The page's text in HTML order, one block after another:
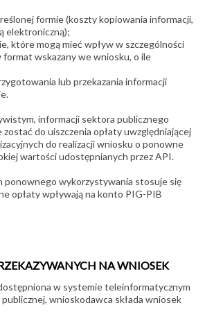
formie (koszty kopiowania informacji,
elektroniczną);
które mogą mieć wpływ w szczególności
format wskazany we wniosku, o ile
lub przekazania informacji
informacji sektora publicznego
do uiszczenia opłaty uwzględniającej
do realizacji wniosku o ponowne
wartości udostępnianych przez API.
ponownego wykorzystywania stosuje się
opłaty wpływają na konto PIG-PIB
NA WNIOSEK
w systemie teleinformatycznym
wnioskodawca składa wniosek